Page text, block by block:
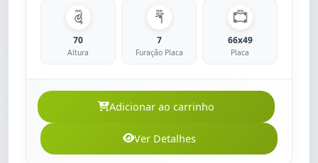
70
Altura
7
Furação Placa
66x49
Placa
Adicionar ao carrinho
Ver Detalhes